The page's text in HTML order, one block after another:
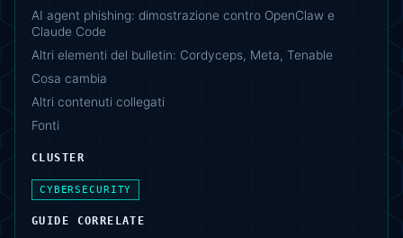
AI agent phishing: dimostrazione contro OpenClaw e
Claude Code
Altri elementi del bulletin: Cordyceps, Meta, Tenable
Cosa cambia
Altri contenuti collegati
Fonti
CLUSTER
CYBERSECURITY
GUIDE CORRELATE